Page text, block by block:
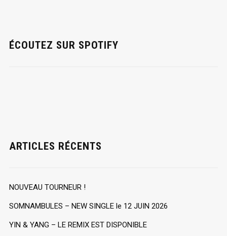
ÉCOUTEZ SUR SPOTIFY
ARTICLES RÉCENTS
NOUVEAU TOURNEUR !
SOMNAMBULES – NEW SINGLE le 12 JUIN 2026
YIN & YANG – LE REMIX EST DISPONIBLE